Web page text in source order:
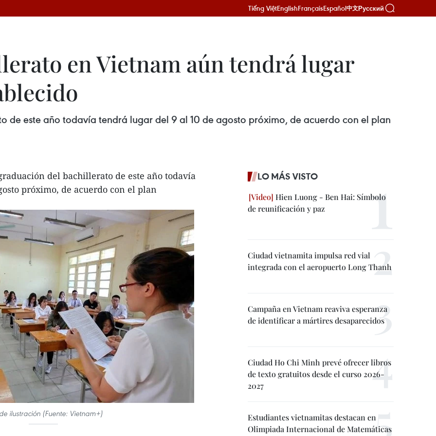
Tiếng ViệtEnglishFrançaisEspañol中文Русский
en Vietnam aún tendrá lugar
de este año todavía tendrá lugar del 9 al 10 de agosto próximo, de acuerdo con el plan
del bachillerato de este año todavía
próximo, de acuerdo con el plan
ilustración (Fuente: Vietnam+)
LO MÁS VISTO
Hien Luong - Ben Hai: Símbolo
de reunificación y paz
Ciudad vietnamita impulsa red vial
integrada con el aeropuerto Long Thanh
Campaña en Vietnam reaviva esperanza
de identificar a mártires desaparecidos
Ciudad Ho Chi Minh prevé ofrecer libros
de texto gratuitos desde el curso 2026-
2027
Estudiantes vietnamitas destacan en
Olimpiada Internacional de Matemáticas